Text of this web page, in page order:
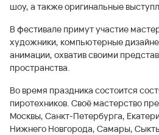
шоу, а также оригинальные
В фестивале примут участие
художники, компьютерные
анимации, охватив своими
пространства.
Во время праздника состоится
пиротехников. Своё мастерство
Москвы, Санкт-Петербурга,
Нижнего Новгорода, Самары,